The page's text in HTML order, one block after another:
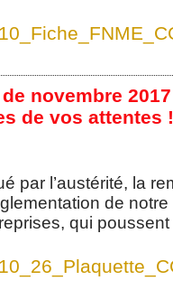
de novembre
de vos attentes
par l’austérité, la
de
qui poussent